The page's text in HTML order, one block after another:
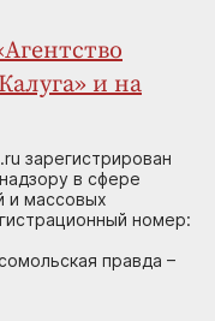
и на
зарегистрирован
в сфере
и массовых
номер:
правда –